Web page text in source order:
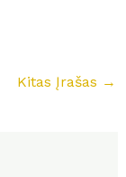
Kitas Įrašas →